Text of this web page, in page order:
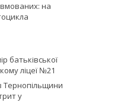
на
батьківської
ліцеї №21
Тернопільщини
у